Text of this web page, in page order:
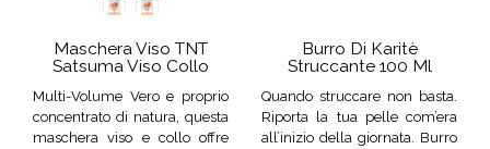
Maschera Viso TNT
Satsuma Viso Collo
Multi-Volume Vero e proprio
concentrato di natura, questa
maschera viso e collo offre
Burro Di Karitè
Struccante 100 Ml
Quando struccare non basta.
Riporta la tua pelle com’era
all’inizio della giornata. Burro